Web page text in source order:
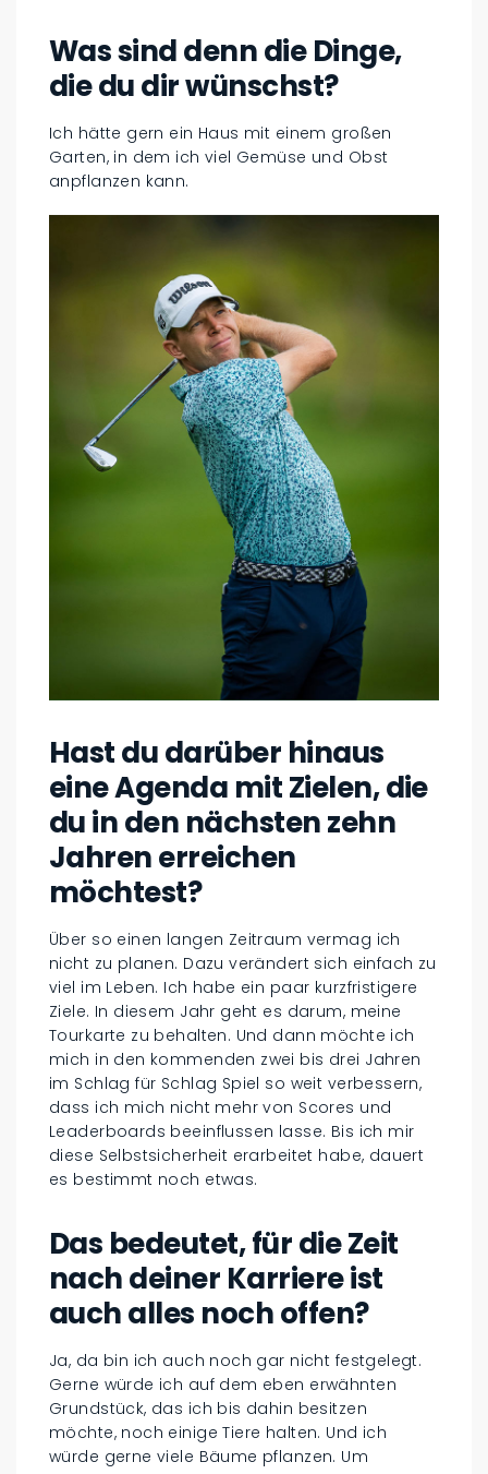
Was sind denn die Dinge,
die du dir wünschst?
Ich hätte gern ein Haus mit einem großen
Garten, in dem ich viel Gemüse und Obst
anpflanzen kann.
Hast du darüber hinaus
eine Agenda mit Zielen, die
du in den nächsten zehn
Jahren erreichen
möchtest?
Über so einen langen Zeitraum vermag ich
nicht zu planen. Dazu verändert sich einfach zu
viel im Leben. Ich habe ein paar kurzfristigere
Ziele. In diesem Jahr geht es darum, meine
Tourkarte zu behalten. Und dann möchte ich
mich in den kommenden zwei bis drei Jahren
im Schlag für Schlag Spiel so weit verbessern,
dass ich mich nicht mehr von Scores und
Leaderboards beeinflussen lasse. Bis ich mir
diese Selbstsicherheit erarbeitet habe, dauert
es bestimmt noch etwas.
Das bedeutet, für die Zeit
nach deiner Karriere ist
auch alles noch offen?
Ja, da bin ich auch noch gar nicht festgelegt.
Gerne würde ich auf dem eben erwähnten
Grundstück, das ich bis dahin besitzen
möchte, noch einige Tiere halten. Und ich
würde gerne viele Bäume pflanzen. Um